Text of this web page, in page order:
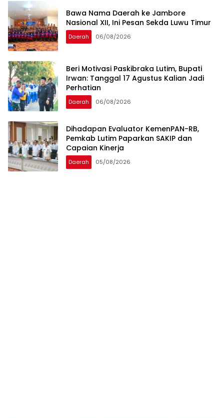
Bawa Nama Daerah ke Jambore
Nasional XII, Ini Pesan Sekda Luwu Timur
Daerah 06/08/2026
Beri Motivasi Paskibraka Lutim, Bupati
Irwan: Tanggal 17 Agustus Kalian Jadi
Perhatian
Daerah 06/08/2026
Dihadapan Evaluator KemenPAN-RB,
Pemkab Lutim Paparkan SAKIP dan
Capaian Kinerja
Daerah 05/08/2026